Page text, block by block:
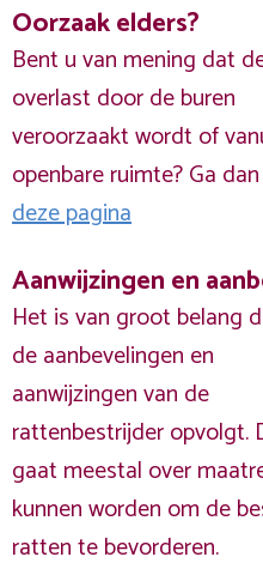
Oorzaak elders?
Bent u van mening dat
overlast door de buren
veroorzaakt wordt of
openbare ruimte? Ga
deze pagina
Aanwijzingen en
Het is van groot belang
de aanbevelingen en
aanwijzingen van de
rattenbestrijder opvolgt.
gaat meestal over
kunnen worden om de
ratten te bevorderen.